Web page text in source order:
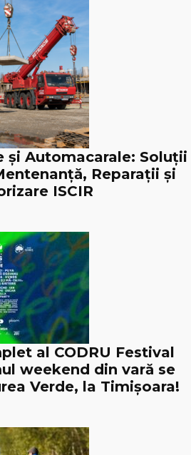
și Automacarale: Soluții
Reparații și
ISCIR
al CODRU Festival
weekend din vară se
Verde, la Timișoara!